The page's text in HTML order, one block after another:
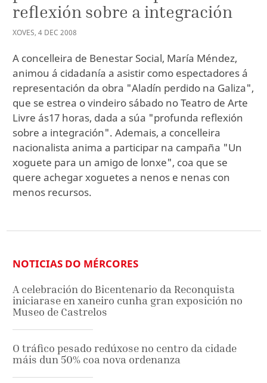
reflexión sobre a integración
XOVES, 4 DEC 2008
A concelleira de Benestar Social, María Méndez,
animou á cidadanía a asistir como espectadores á
representación da obra "Aladín perdido na Galiza",
que se estrea o vindeiro sábado no Teatro de Arte
Livre ás17 horas, dada a súa "profunda reflexión
sobre a integración". Ademais, a concelleira
nacionalista anima a participar na campaña "Un
xoguete para un amigo de lonxe", coa que se
quere achegar xoguetes a nenos e nenas con
menos recursos.
NOTICIAS DO MÉRCORES
A celebración do Bicentenario da Reconquista
iniciarase en xaneiro cunha gran exposición no
Museo de Castrelos
O tráfico pesado redúxose no centro da cidade
máis dun 50% coa nova ordenanza